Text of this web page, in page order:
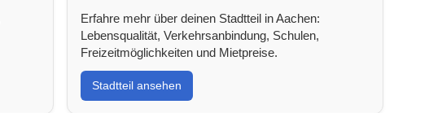
Erfahre mehr über deinen Stadtteil in Aachen:
Lebensqualität, Verkehrsanbindung, Schulen,
Freizeitmöglichkeiten und Mietpreise.
Stadtteil ansehen